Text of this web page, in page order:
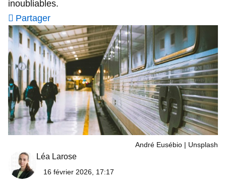
inoubliables.
Partager
André Eusébio | Unsplash
Léa Larose
16 février 2026, 17:17